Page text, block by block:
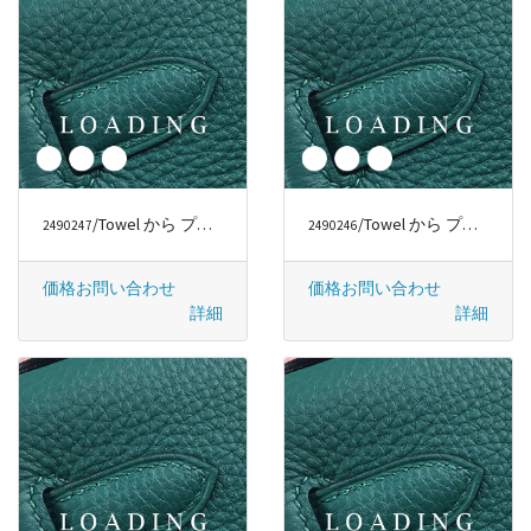
2490247/Towel から プラダ/PRADA
価格お問い合わせ
詳細
2490246/Towel から プラダ/PRADA
価格お問い合わせ
詳細